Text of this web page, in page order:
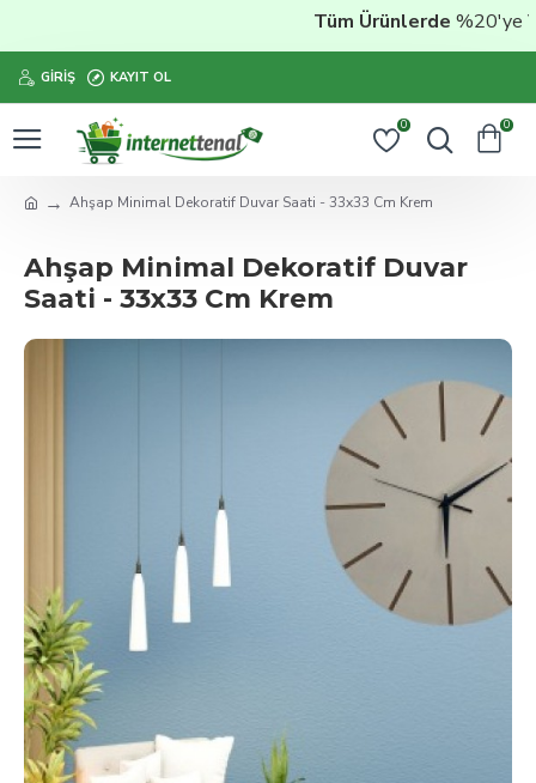
Tüm Ürünlerde%20'ye
GIRIŞ KAYIT OL
0 0
Ahşap Minimal Dekoratif Duvar Saati - 33x33 Cm Krem
Ahşap Minimal Dekoratif Duvar
Saati - 33x33 Cm Krem